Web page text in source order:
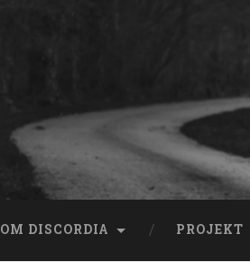
OM DISCORDIA PROJEKT